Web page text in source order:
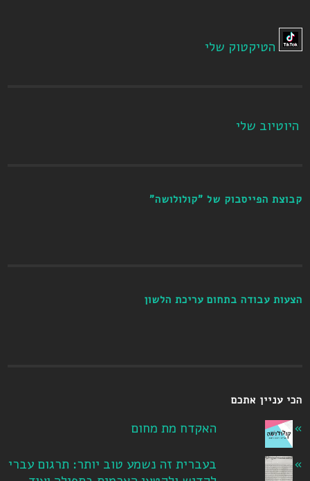
הטיקטוק שלי
היוטיוב שלי
קבוצת הפייסבוק של "קולולושה"
הצעות עבודה בתחום עריכת הלשון
הכי עניין אתכם
האקדח מת מחום
בעברית זה נשמע טוב יותר: תרגום עברי